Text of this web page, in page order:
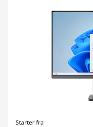
Starter fra